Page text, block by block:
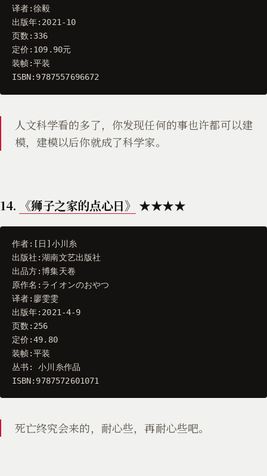
译者:徐毅
出版年: 2021 -10
页数 : 336
定价 : 109.90元
装帧:平装
ISBN: 9787557696672
人文科学看的多了，你发现任何的事也许都可以建
模，建模以后你就成了科学家。
14. 《狮子之家的点心日》 ★★★★
作者:[ 日 ]小川糸
出版社 :湖南文艺出版社
出品方:博集天卷
原作名 : ライオンのおやつ
译者: 廖雯雯
出版年: 2021 -4-9
页数 : 256
定价 :49.80
装帧:平装
丛书 :
小川糸作品
ISBN: 9787572601071
死亡终究会来的，耐心些，再耐心些吧。